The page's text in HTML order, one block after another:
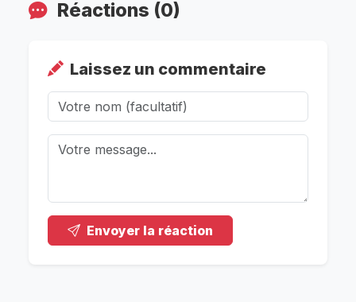
Réactions (0)
Laissez un commentaire
Envoyer la réaction